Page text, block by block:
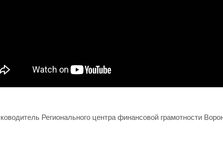
Регионального центра финансовой грамотности